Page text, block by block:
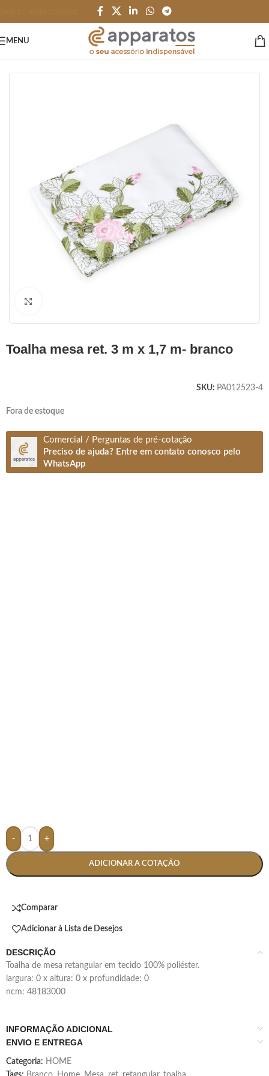
MENU
toalha mesa ret. 3 m x 1,7 m- branco
SKU: PA012523-4
Fora de estoque
Comercial / Perguntas de pré-cotação
Preciso de ajuda? Entre em contato conosco pelo
WhatsApp
- +
ADICIONAR A COTAÇÃO
Comparar
Adicionar à Lista de Desejos
DESCRIÇÃO
toalha de mesa retangular em tecido 100% poliéster.
largura: 0 x altura: 0 x profundidade: 0
ncm: 48183000
INFORMAÇÃO ADICIONAL
ENVIO E ENTREGA
Categoria: HOME